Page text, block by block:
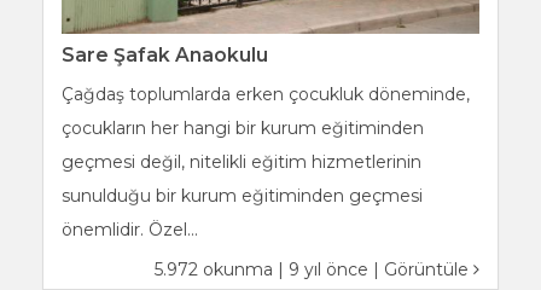
Sare Şafak Anaokulu
Çağdaş toplumlarda erken çocukluk döneminde,
çocukların her hangi bir kurum eğitiminden
geçmesi değil, nitelikli eğitim hizmetlerinin
sunulduğu bir kurum eğitiminden geçmesi
önemlidir. Özel...
5.972 okunma | 9 yıl önce | Görüntüle